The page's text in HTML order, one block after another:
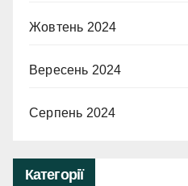
Жовтень 2024
Вересень 2024
Серпень 2024
Категорії